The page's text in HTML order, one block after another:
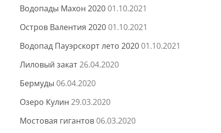
Водопады Махон 2020 01.10.2021
Остров Валентия 2020 01.10.2021
Водопад Пауэрскорт лето 2020 01.10.2021
Лиловый закат26.04.2020
Бермуды 06.04.2020
Озеро Кулин 29.03.2020
Мостовая гигантов 06.03.2020